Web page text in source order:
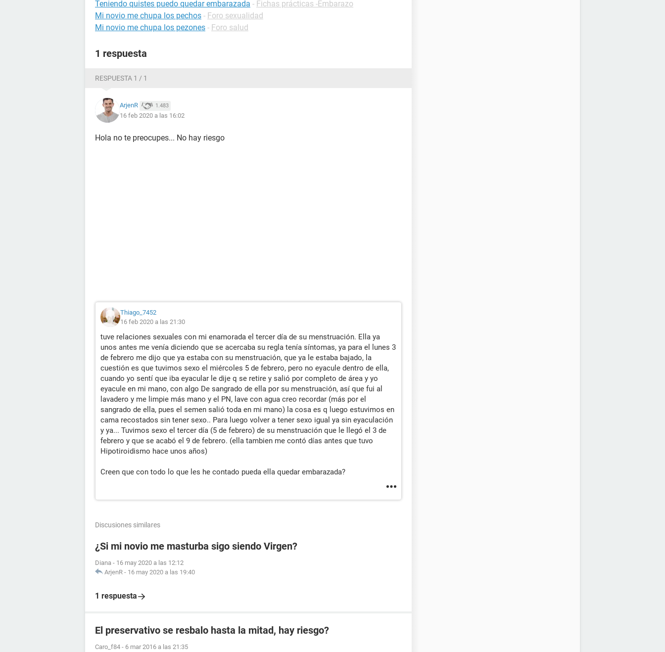
Teniendo quistes puedo quedar embarazada - Fichas prácticas -Embarazo
Mi novio me chupa los pechos - Foro sexualidad
Mi novio me chupa los pezones - Foro salud
1 respuesta
RESPUESTA 1 / 1
ArjenR 1.483
16 feb 2020 a las 16:02
Hola no te preocupes... No hay riesgo
Thiago_7452
16 feb 2020 a las 21:30
tuve relaciones sexuales con mi enamorada el tercer día de su menstruación. Ella ya
unos antes me venía diciendo que se acercaba su regla tenía síntomas, ya para el lunes 3
de febrero me dijo que ya estaba con su menstruación, que ya le estaba bajado, la
cuestión es que tuvimos sexo el miércoles 5 de febrero, pero no eyacule dentro de ella,
cuando yo sentí que iba eyacular le dije q se retire y salió por completo de área y yo
eyacule en mi mano, con algo De sangrado de ella por su menstruación, así que fui al
lavadero y me limpie más mano y el PN, lave con agua creo recordar (más por el
sangrado de ella, pues el semen salió toda en mi mano) la cosa es q luego estuvimos en
cama recostados sin tener sexo.. Para luego volver a tener sexo igual ya sin eyaculación
y ya... Tuvimos sexo el tercer día (5 de febrero) de su menstruación que le llegó el 3 de
febrero y que se acabó el 9 de febrero. (ella tambien me contó días antes que tuvo
Hipotiroidismo hace unos años)
Creen que con todo lo que les he contado pueda ella quedar embarazada?
Discusiones similares
¿Si mi novio me masturba sigo siendo Virgen?
Diana - 16 may 2020 a las 12:12
ArjenR - 16 may 2020 a las 19:40
1 respuesta
El preservativo se resbalo hasta la mitad, hay riesgo?
Caro_f84 - 6 mar 2016 a las 21:35